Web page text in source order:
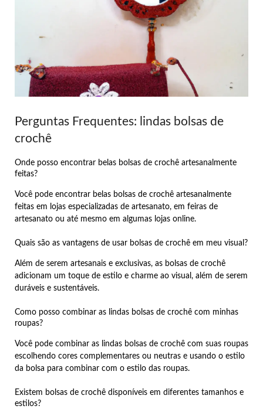
Perguntas Frequentes: lindas bolsas de
crochê
Onde posso encontrar belas bolsas de crochê artesanalmente
feitas?
Você pode encontrar belas bolsas de crochê artesanalmente
feitas em lojas especializadas de artesanato, em feiras de
artesanato ou até mesmo em algumas lojas online.
Quais são as vantagens de usar bolsas de crochê em meu visual?
Além de serem artesanais e exclusivas, as bolsas de crochê
adicionam um toque de estilo e charme ao visual, além de serem
duráveis e sustentáveis.
Como posso combinar as lindas bolsas de crochê com minhas
roupas?
Você pode combinar as lindas bolsas de crochê com suas roupas
escolhendo cores complementares ou neutras e usando o estilo
da bolsa para combinar com o estilo das roupas.
Existem bolsas de crochê disponíveis em diferentes tamanhos e
estilos?